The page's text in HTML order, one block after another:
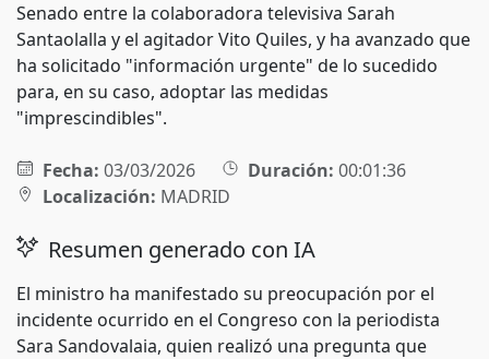
Senado entre la colaboradora televisiva Sarah
Santaolalla y el agitador Vito Quiles, y ha avanzado que
ha solicitado "información urgente" de lo sucedido
para, en su caso, adoptar las medidas
"imprescindibles".
Fecha: 03/03/2026 Duración: 00:01:36
Localización: MADRID
Resumen generado con IA
El ministro ha manifestado su preocupación por el
incidente ocurrido en el Congreso con la periodista
Sara Sandovalaia, quien realizó una pregunta que